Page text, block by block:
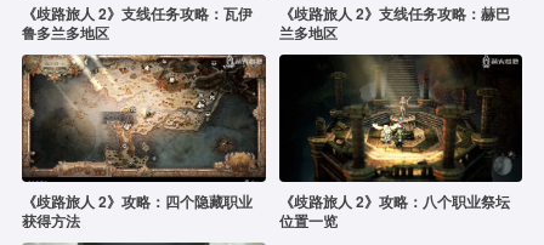
《歧路旅人 2》支线任务攻略：瓦伊
鲁多兰多地区
《歧路旅人 2》支线任务攻略：赫巴
兰多地区
《歧路旅人 2》攻略：四个隐藏职业
获得方法
《歧路旅人 2》攻略：八个职业祭坛
位置一览